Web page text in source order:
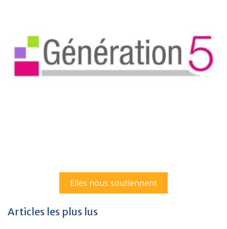
Elles nous soutiennent
Articles les plus lus